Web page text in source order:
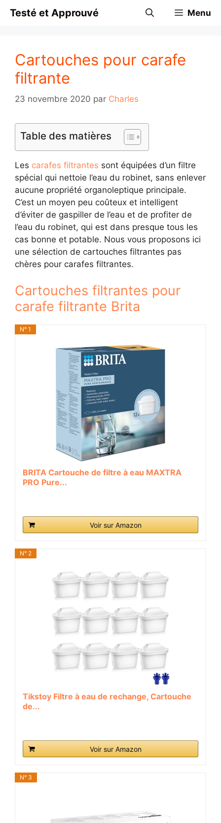
Testé et Approuvé Menu
Cartouches pour carafe
filtrante
23 novembre 2020 par Charles
Table des matières
Les carafes filtrantes sont équipées d’un filtre
spécial qui nettoie l’eau du robinet, sans enlever
aucune propriété organoleptique principale.
C’est un moyen peu coûteux et intelligent
d’éviter de gaspiller de l’eau et de profiter de
l’eau du robinet, qui est dans presque tous les
cas bonne et potable. Nous vous proposons ici
une sélection de cartouches filtrantes pas
chères pour carafes filtrantes.
Cartouches filtrantes pour
carafe filtrante Brita
N° 1
BRITA Cartouche de filtre à eau MAXTRA
PRO Pure...
Voir sur Amazon
N° 2
Tikstoy Filtre à eau de rechange, Cartouche
de...
Voir sur Amazon
N° 3